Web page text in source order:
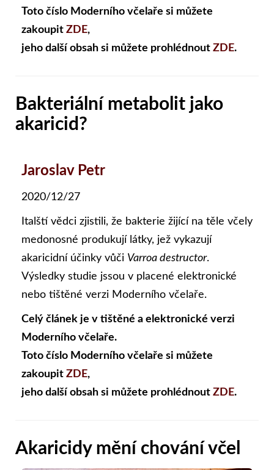
Toto číslo Moderního včelaře si můžete
zakoupit ZDE,
jeho další obsah si můžete prohlédnout ZDE.
Bakteriální metabolit jako
akaricid?
Jaroslav Petr
2020/12/27
Italští vědci zjistili, že bakterie žijící na těle včely
medonosné produkují látky, jež vykazují
akaricidní účinky vůči Varroa destructor.
Výsledky studie jssou v placené elektronické
nebo tištěné verzi Moderního včelaře.
Celý článek je v tištěné a elektronické verzi
Moderního včelaře.
Toto číslo Moderního včelaře si můžete
zakoupit ZDE,
jeho další obsah si můžete prohlédnout ZDE.
Akaricidy mění chování včel